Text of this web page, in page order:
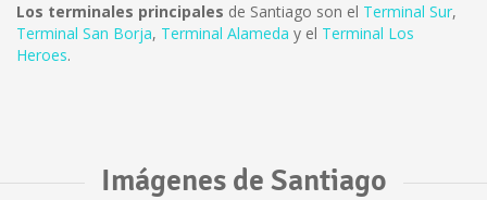
Los terminales principales de Santiago son el Terminal Sur,
Terminal San Borja, Terminal Alameda y el Terminal Los
Heroes.
Imágenes de Santiago